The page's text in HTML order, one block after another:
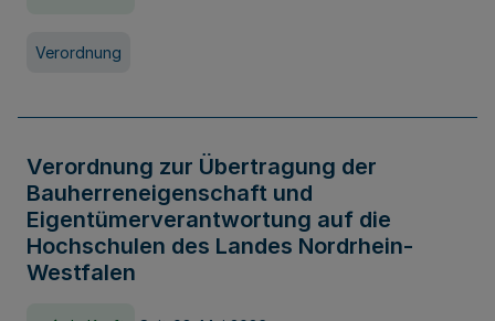
Verordnung
Verordnung zur Übertragung der
Bauherreneigenschaft und
Eigentümerverantwortung auf die
Hochschulen des Landes Nordrhein-
Westfalen